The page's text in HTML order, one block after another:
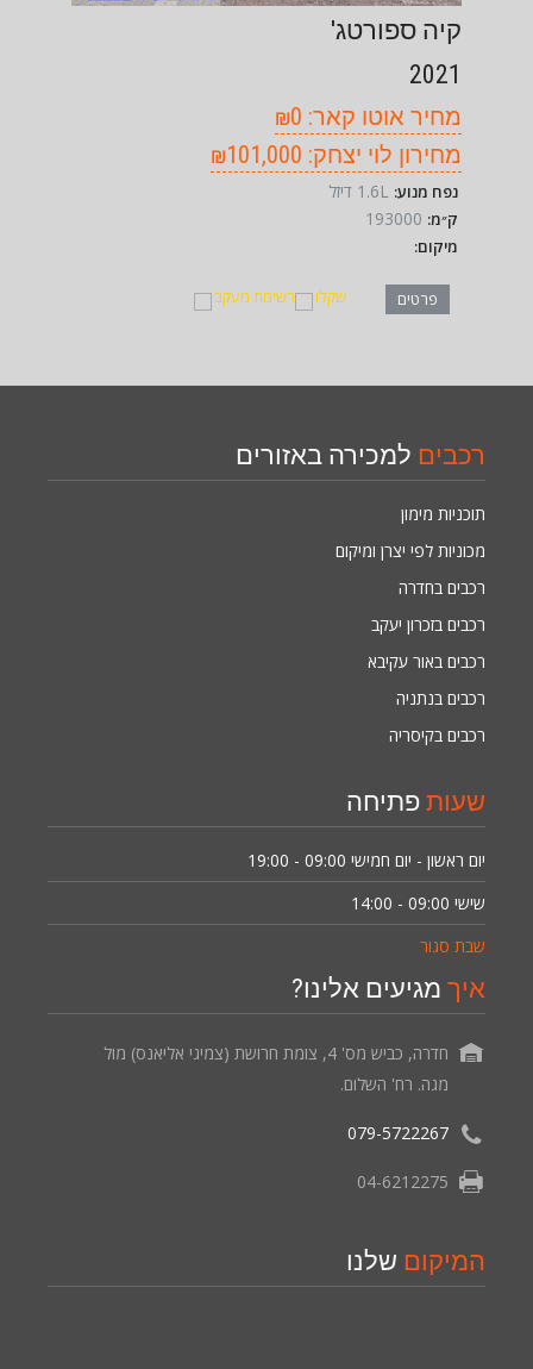
קיה ספורטג'
2021
מחיר אוטו קאר: ₪0
מחירון לוי יצחק: ₪101,000
נפח מנוע:
ק״מ:
מיקום:
פרטים שקלו רשימת מעקב
רכבים למכירה באזורים
תוכניות מימון
מכוניות לפי יצרן ומיקום
רכבים בחדרה
רכבים בזכרון יעקב
רכבים באור עקיבא
רכבים בנתניה
רכבים בקיסריה
שעות פתיחה
09:00 - 19:00 יום ראשון - יום חמישי
09:00 - 14:00 שישי
שבת סגור
איך מגיעים אלינו?
חדרה, כביש מס' 4, צומת חרושת (צמיגי אליאנס) מול
מגה. רח' השלום.
079-5722267
04-6212275
המיקום שלנו